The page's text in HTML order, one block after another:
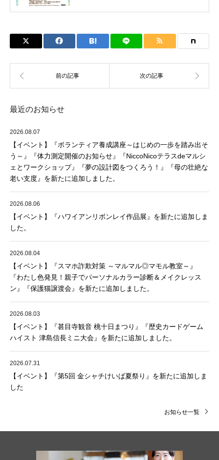
最近のお知らせ
2026.08.07
【イベント】『ボランティア養成講座～はじめの一歩を踏み出そ
う～』『体力測定開催のお知らせ』『NiccoNicoテラスdeマルシ
ェとワークショップ』『夢の設計図をつくろう！』『母の壮絶な
老い支度』を新たに追加しました。
2026.08.06
【イベント】『ハワイアンリボンレイ作品展』を新たに追加しま
した。
2026.08.04
【イベント】『スマホ詐欺対策 ～マルマル◎マモル教室～』
『わたし色発見！親子でパーソナルカラー診断＆メイクレッス
ン』『保護猫譲渡会』を新たに追加しました。
2026.08.03
【イベント】『甚目寺観音 桃十日まつり』『歴史カードゲーム
ハイスト 津島信長ミニ大会』を新たに追加しました。
2026.07.31
【イベント】『第5回 金シャチけいば夏祭り』を新たに追加しま
した
お知らせ一覧